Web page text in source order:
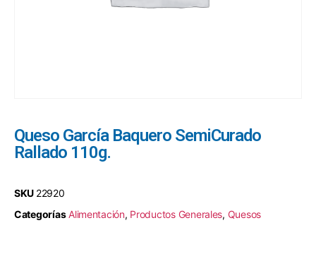
Queso García Baquero SemiCurado
Rallado 110g.
SKU 22920
Categorías Alimentación, Productos Generales, Quesos